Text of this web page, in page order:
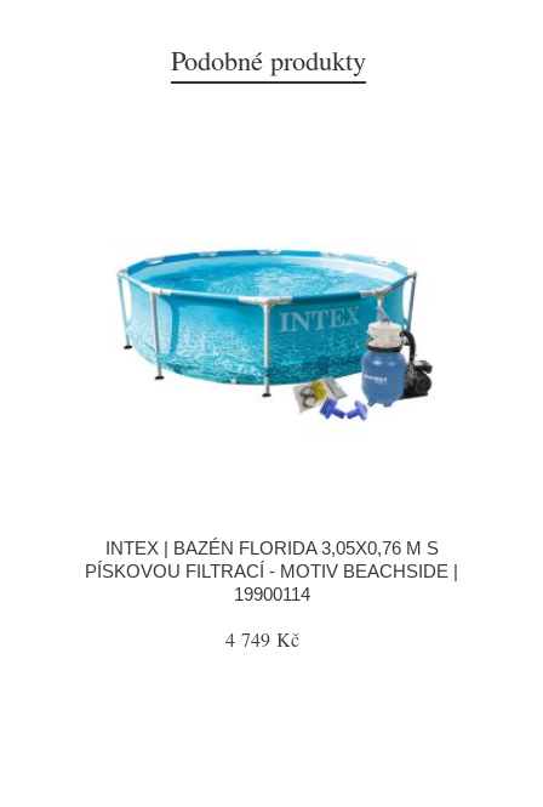
Podobné produkty
INTEX | BAZÉN FLORIDA 3,05X0,76 M S
PÍSKOVOU FILTRACÍ - MOTIV BEACHSIDE |
19900114
4 749 Kč